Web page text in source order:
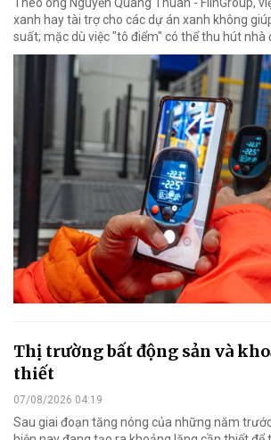
xanh hay tài trợ cho các dự án xanh không
suất; mặc dù việc "tô điểm" có thể thu hút nhà
Thị trường bất động sản và
thiết
07/08/2026 04:19
Sau giai đoạn tăng nóng của những năm